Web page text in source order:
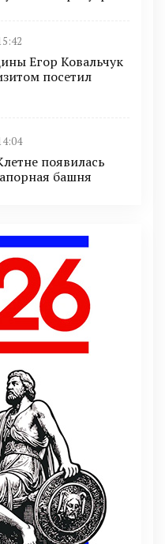
Егор Ковальчук
посетил
появилась
башня